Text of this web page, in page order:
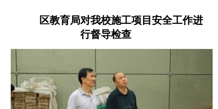
区教育局对我校施工项目安全工作进
行督导检查